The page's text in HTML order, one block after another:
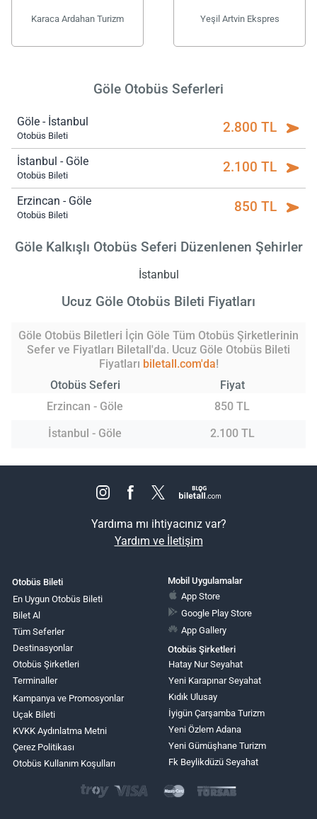
Karaca Ardahan Turizm Yeşil Artvin Ekspres
Göle Otobüs Seferleri
Göle - İstanbul
Otobüs Bileti 2.800 TL
İstanbul - Göle
Otobüs Bileti 2.100 TL
Erzincan - Göle
Otobüs Bileti 850 TL
Göle Kalkışlı Otobüs Seferi Düzenlenen Şehirler
İstanbul
Ucuz Göle Otobüs Bileti Fiyatları
Göle Otobüs Biletleri İçin Göle Tüm Otobüs Şirketlerinin
Sefer ve Fiyatları Biletall'da. Ucuz Göle Otobüs Bileti
Fiyatları biletall.com'da!
Otobüs Seferi
Fiyat
Erzincan - Göle
850 TL
İstanbul - Göle
2.100 TL
Yardıma mı ihtiyacınız var?
Yardım ve İletişim
Otobüs Bileti
En Uygun Otobüs Bileti
Bilet Al
Tüm Seferler
Destinasyonlar
Otobüs Şirketleri
Terminaller
Kampanya ve Promosyonlar
Uçak Bileti
KVKK Aydınlatma Metni
Çerez Politikası
Otobüs Kullanım Koşulları
Mobil Uygulamalar
App Store
Google Play Store
App Gallery
Otobüs Şirketleri
Hatay Nur Seyahat
Yeni Karapınar Seyahat
Kıdık Ulusay
İyigün Çarşamba Turizm
Yeni Özlem Adana
Yeni Gümüşhane Turizm
Fk Beylikdüzü Seyahat